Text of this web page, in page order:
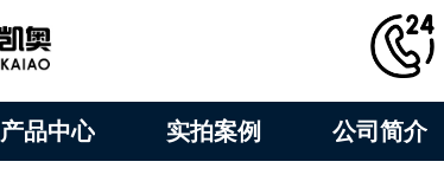
产品中心 实拍案例 公司简介